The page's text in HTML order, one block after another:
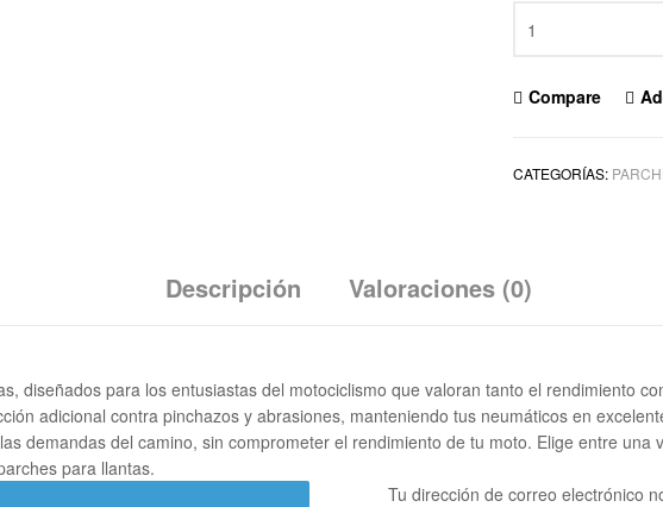
Compare
CATEGORÍAS:
Descripción Valoraciones (0)
diseñados para los entusiastas del motociclismo que valoran tanto el rendimiento
adicional contra pinchazos y abrasiones, manteniendo tus neumáticos en
demandas del camino, sin comprometer el rendimiento de tu moto. Elige entre
para llantas.
Tu dirección de correo electrónico